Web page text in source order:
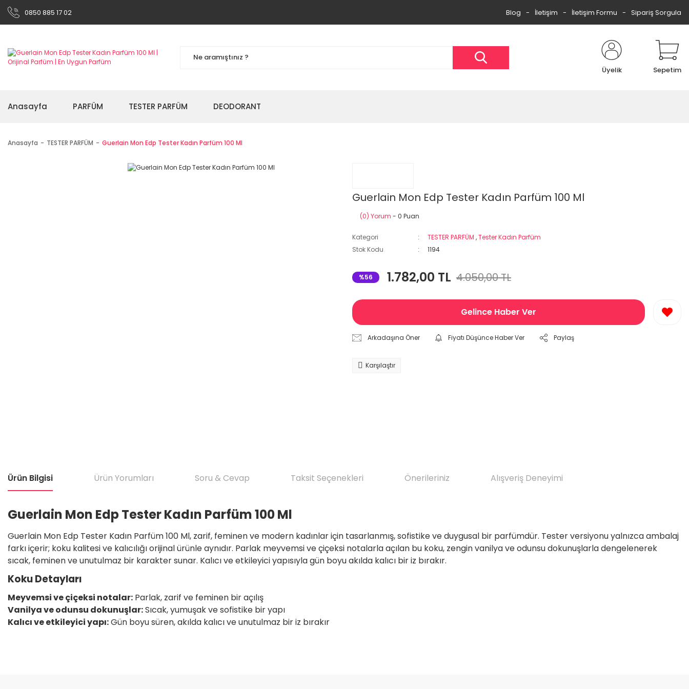
0850 885 17 02 Blog İletişim İletişim Formu Sipariş Sorgula
Üyelik Sepetim
Anasayfa PARFÜM TESTER PARFÜM DEODORANT
Anasayfa TESTER PARFÜM Guerlain Mon Edp Tester Kadın Parfüm 100 Ml
Guerlain Mon Edp Tester Kadın Parfüm 100 Ml
(0) Yorum - 0 Puan
Kategori TESTER PARFÜM ,Tester Kadın Parfüm
Stok Kodu
1194
%56 1.782,00 TL 4.050,00 TL
Gelince Haber Ver
Arkadaşına Öner Fiyatı Düşünce Haber Ver Paylaş
Karşılaştır
Ürün Bilgisi Ürün Yorumları Soru & Cevap Taksit Seçenekleri Önerileriniz Alışveriş Deneyimi
Guerlain Mon Edp Tester Kadın Parfüm 100 Ml
Guerlain Mon Edp Tester Kadın Parfüm 100 Ml, zarif, feminen ve modern kadınlar için tasarlanmış, sofistike ve duygusal bir parfümdür. Tester versiyonu yalnızca ambalaj
farkı içerir; koku kalitesi ve kalıcılığı orijinal ürünle aynıdır. Parlak meyvemsi ve çiçeksi notalarla açılan bu koku, zengin vanilya ve odunsu dokunuşlarla dengelenerek
sıcak, feminen ve unutulmaz bir karakter sunar. Kalıcı ve etkileyici yapısıyla gün boyu akılda kalıcı bir iz bırakır.
Koku Detayları
Meyvemsi ve çiçeksi notalar: Parlak, zarif ve feminen bir açılış
Vanilya ve odunsu dokunuşlar:Sıcak, yumuşak ve sofistike bir yapı
Kalıcı ve etkileyici yapı:Gün boyu süren, akılda kalıcı ve unutulmaz bir iz bırakır